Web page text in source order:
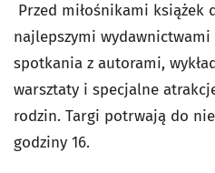
Przed miłośnikami książek
najlepszymi wydawnictwami
spotkania z autorami,
warsztaty i specjalne
rodzin. Targi potrwają do
godziny 16.